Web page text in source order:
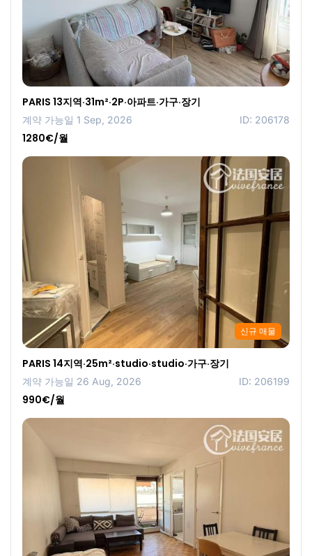
PARIS 13지역·31m²·2P·아파트·가구·장기
계약 가능일 1 Sep, 2026 ID: 206178
1280€/월
신규 매물
PARIS 14지역·25m²·studio·studio·가구·장기
계약 가능일 26 Aug, 2026 ID: 206199
990€/월